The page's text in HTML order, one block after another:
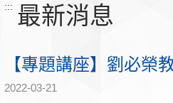
::: 最新消息
【專題講座】劉必榮
2022-03-21